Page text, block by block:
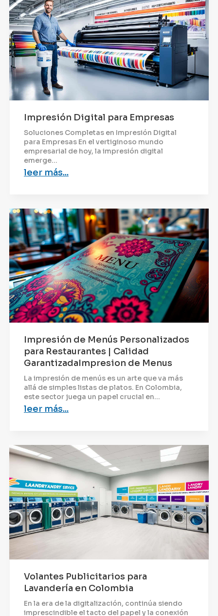
Impresión Digital para Empresas
Soluciones Completas en Impresión Digital
para Empresas En el vertiginoso mundo
empresarial de hoy, la impresión digital
emerge...
leer más...
Impresión de Menús Personalizados
para Restaurantes | Calidad
GarantizadaImpresion de Menus
La impresión de menús es un arte que va más
allá de simples listas de platos. En Colombia,
este sector juega un papel crucial en...
leer más...
Volantes Publicitarios para
Lavandería en Colombia
En la era de la digitalización, continúa siendo
imprescindible el tacto del papel y la conexión